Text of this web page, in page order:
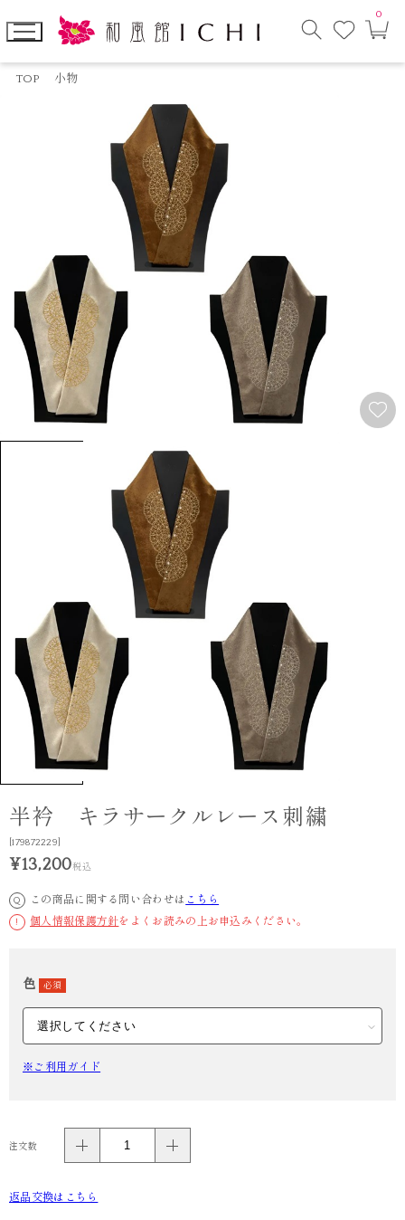
お
入
ペ
0
TOP 小物
半衿 キラサークルレース刺繍
[179872229]
¥13,200税込
Q この商品に関する問い合わせは こちら
! 個人情報保護方針をよくお読みの上お申込みください。
色 必須
※ご利用ガイド
注文数
返品交換はこちら